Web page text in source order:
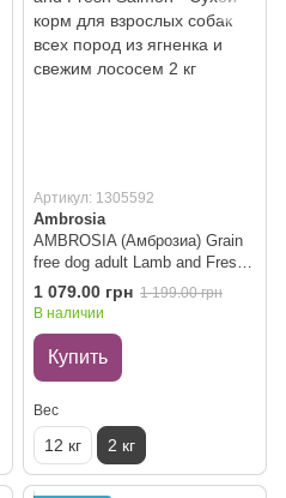
Артикул: 1305592
Ambrosia
AMBROSIA (Амброзиа) Grain
free dog adult Lamb and Fresh
Salmon - Сухой корм для
взрослых собак всех пород из
1 079.00 грн 1 199.00 грн
В наличии
Купить
Вес
12 кг 2 кг